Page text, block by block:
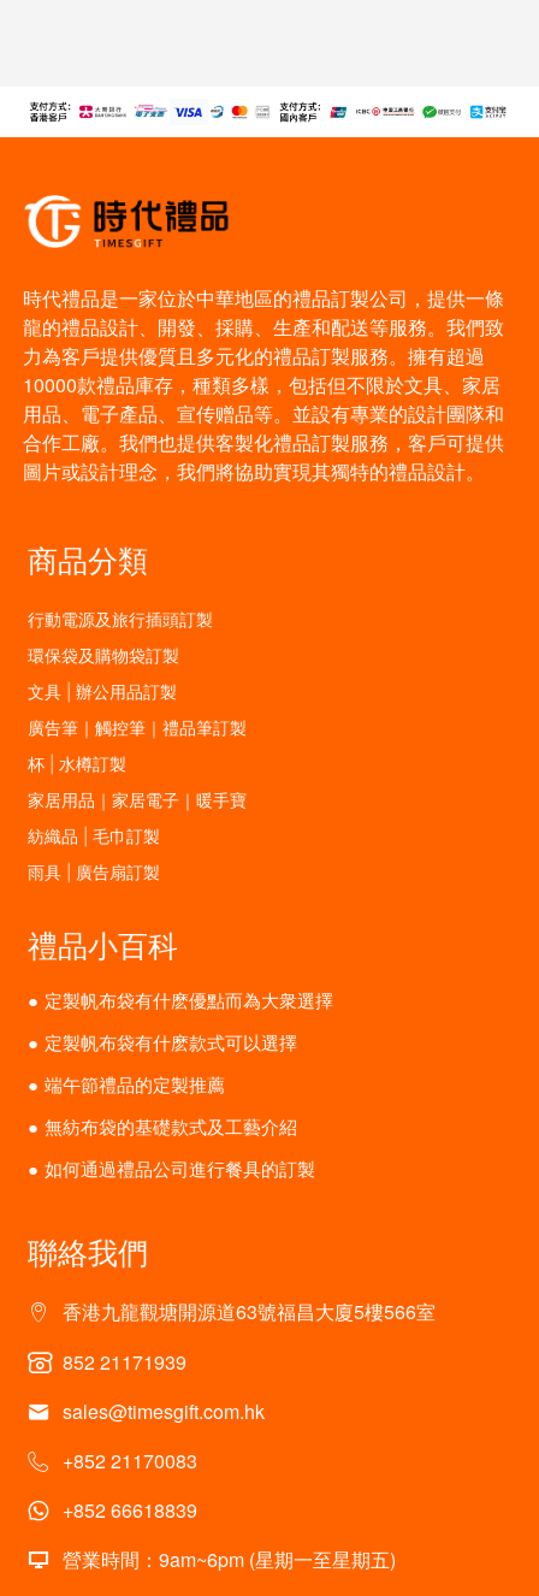
時代禮品是一家位於中華地區的禮品訂製公司，提供一條
龍的禮品設計、開發、採購、生產和配送等服務。我們致
力為客戶提供優質且多元化的禮品訂製服務。擁有超過
10000款禮品庫存，種類多樣，包括但不限於文具、家居
用品、電子產品、宣传赠品等。並設有專業的設計團隊和
合作工廠。我們也提供客製化禮品訂製服務，客戶可提供
圖片或設計理念，我們將協助實現其獨特的禮品設計。
商品分類
行動電源及旅行插頭訂製
環保袋及購物袋訂製
文具 | 辦公用品訂製
廣告筆｜觸控筆｜禮品筆訂製
杯 | 水樽訂製
家居用品｜家居電子｜暖手寶
紡織品 | 毛巾訂製
雨具 | 廣告扇訂製
禮品小百科
定製帆布袋有什麽優點而為大衆選擇
定製帆布袋有什麽款式可以選擇
端午節禮品的定製推薦
無紡布袋的基礎款式及工藝介紹
如何通過禮品公司進行餐具的訂製
聯絡我們
香港九龍觀塘開源道63號福昌大廈5樓566室
852 21171939
sales@timesgift.com.hk
+852 21170083
+852 66618839
營業時間：9am~6pm (星期一至星期五)